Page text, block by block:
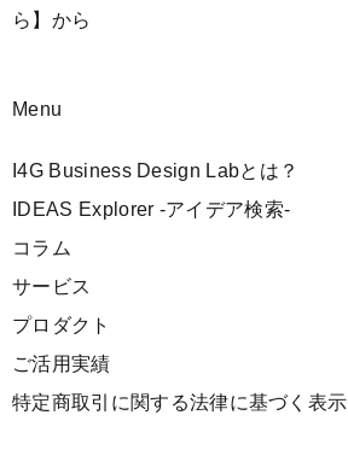
ら】 から
Menu
I4G Business Design Labとは？
IDEAS Explorer -アイデア検索-
コラム
サービス
プロダクト
ご活用実績
特定商取引に関する法律に基づく表示